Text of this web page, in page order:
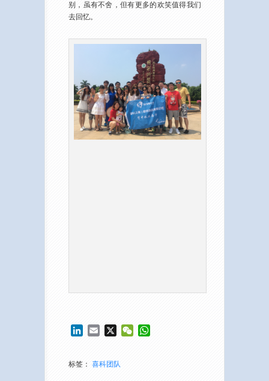
别，虽有不舍，但有更多的欢笑值得我们
去回忆。
LinkedIn
Email X WeChat
标签： 喜科团队